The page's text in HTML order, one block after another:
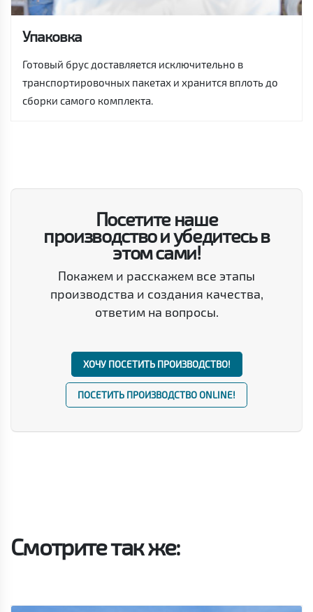
Упаковка
Готовый брус доставляется исключительно в
транспортировочных пакетах и хранится вплоть до
сборки самого комплекта.
Посетите наше
производство и убедитесь в
этом сами!
Покажем и расскажем все этапы
производства и создания качества,
ответим на вопросы.
ХОЧУ ПОСЕТИТЬ ПРОИЗВОДСТВО!
ПОСЕТИТЬ ПРОИЗВОДСТВО ONLINE!
Смотрите так же: